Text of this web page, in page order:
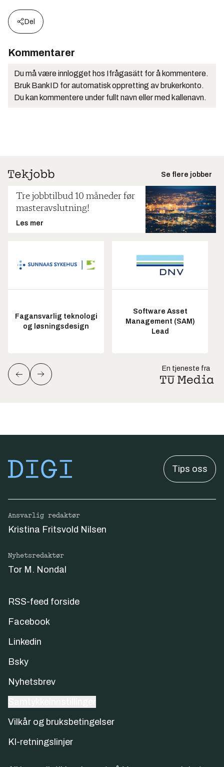
Del
Kommentarer
Du må være innlogget hos Ifrågasätt for å kommentere.
Bruk BankID for automatisk oppretting av brukerkonto.
Du kan kommentere under fullt navn eller med kallenavn.
Se flere jobber
Tre jobbtilbud 10 måneder før
masteravslutning!
Les mer
Fagansvarlig teknologi
og løsningsdesign
Software Asset
Management (SAM)
Lead
En tjeneste fra
Tips oss
Ansvarlig redaktør
Kristina Fritsvold Nilsen
Nyhetsredaktør
Tor M. Nondal
RSS-feed forside
Facebook
Linkedin
Bsky
Nyhetsbrev
Vilkår og bruksbetingelser
KI-retningslinjer